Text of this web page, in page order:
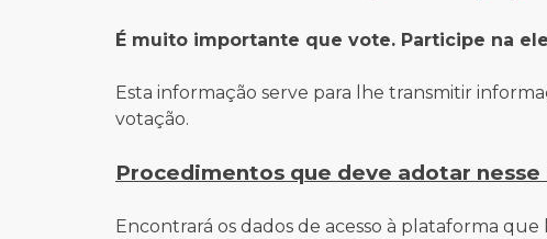
É muito importante que vote. Participe na
Esta informação serve para lhe transmitir
votação.
Procedimentos que deve adotar
Encontrará os dados de acesso à plataforma